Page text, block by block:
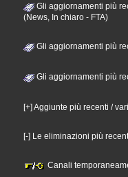
Gli aggiornamenti più
(News, In chiaro - FTA)
Gli aggiornamenti più
Gli aggiornamenti più
[+] Aggiunte più recenti /
[-] Le eliminazioni più
Canali